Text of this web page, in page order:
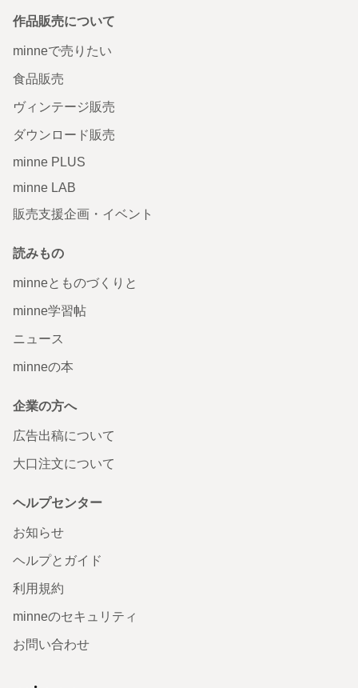
作品販売について
minneで売りたい
食品販売
ヴィンテージ販売
ダウンロード販売
minne PLUS
minne LAB
販売支援企画・イベント
読みもの
minneとものづくりと
minne学習帖
ニュース
minneの本
企業の方へ
広告出稿について
大口注文について
ヘルプセンター
お知らせ
ヘルプとガイド
利用規約
minneのセキュリティ
お問い合わせ